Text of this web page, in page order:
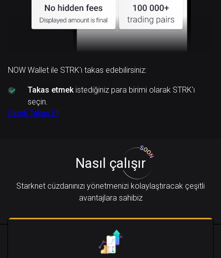
NOW Wallet ile STRK'ı takas edebilirsiniz:
Takas etmekistediğiniz para birimi olarak STRK'ı
seçin.
Şimdi Takas Et
Nasıl çalışır
Starknet cüzdanınızı yönetmenizi kolaylaştıracak çeşitli
avantajlara sahibiz